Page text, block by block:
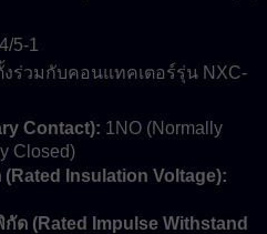
5-1
ร่วมกับคอนแทคเตอร์รุ่น NXC-
Contact): 1NO (Normally
Closed)
Insulation Voltage):
(Rated Impulse Withstand